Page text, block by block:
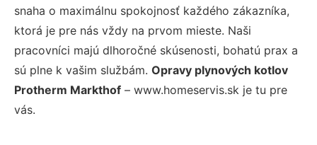
snaha o maximálnu spokojnosť každého zákazníka,
ktorá je pre nás vždy na prvom mieste. Naši
pracovníci majú dlhoročné skúsenosti, bohatú prax a
sú plne k vašim službám. Opravy plynových kotlov
Protherm Markthof – www.homeservis.sk je tu pre
vás.